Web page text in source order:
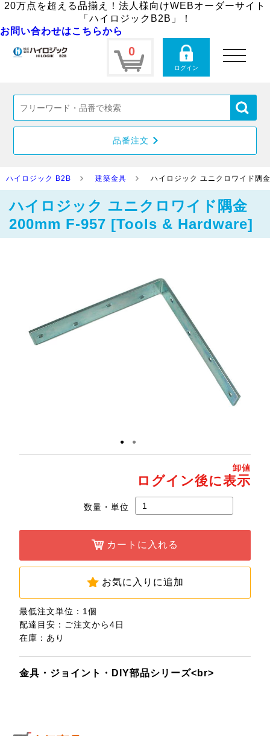
20万点を超える品揃え！法人様向けWEBオーダーサイト
「ハイロジックB2B」！
お問い合わせはこちらから
0
ログイン
toggle
navigation
品番注文
ハイロジック B2B 建築金具 ハイロジック ユニクロワイド
ハイロジック ユニクロワイド隅金
200mm F-957 [Tools & Hardware]
● ●
卸値
ログイン後に表示
数量・単位
カートに入れる
お気に入りに追加
最低注文単位：1個
配達目安：ご注文から4日
在庫：あり
金具・ジョイント・DIY部品シリーズ<br>